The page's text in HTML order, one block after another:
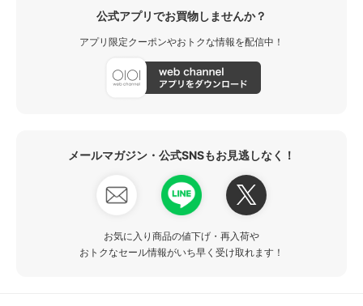
公式アプリでお買物しませんか？
アプリ限定クーポンやおトクな情報を配信中！
メールマガジン・公式SNSもお見逃しなく！
お気に入り商品の値下げ・再入荷や
おトクなセール情報がいち早く受け取れます！